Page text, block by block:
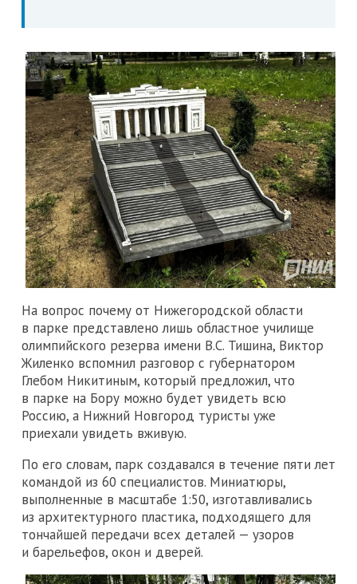
На вопрос почему от Нижегородской области
в парке представлено лишь областное училище
олимпийского резерва имени В.С. Тишина, Виктор
Жиленко вспомнил разговор с губернатором
Глебом Никитиным, который предложил, что
в парке на Бору можно будет увидеть всю
Россию, а Нижний Новгород туристы уже
приехали увидеть вживую.
По его словам, парк создавался в течение пяти лет
командой из 60 специалистов. Миниатюры,
выполненные в масштабе 1:50, изготавливались
из архитектурного пластика, подходящего для
тончайшей передачи всех деталей — узоров
и барельефов, окон и дверей.